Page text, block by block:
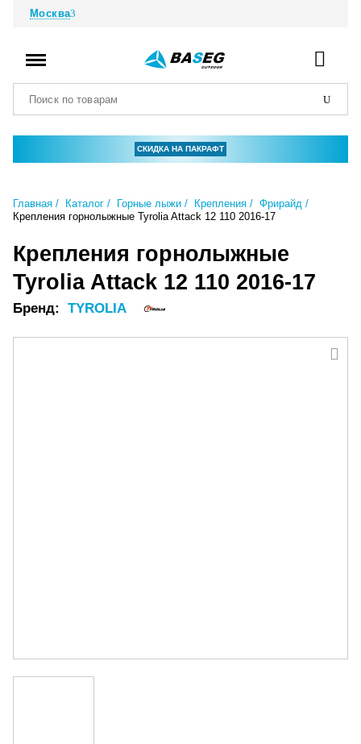
Москва
СКИДКА НА ПАКРАФТ
Главная Каталог Горные лыжи Крепления
Фрирайд
Крепления горнолыжные Tyrolia Attack 12 110 2016-17
Крепления горнолыжные
Tyrolia Attack 12 110 2016-17
Бренд: TYROLIA